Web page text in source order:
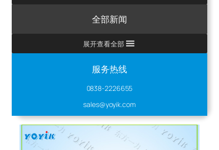
全部新闻
展开查看全部
服务热线
0838-2226655
sales@yoyik.com